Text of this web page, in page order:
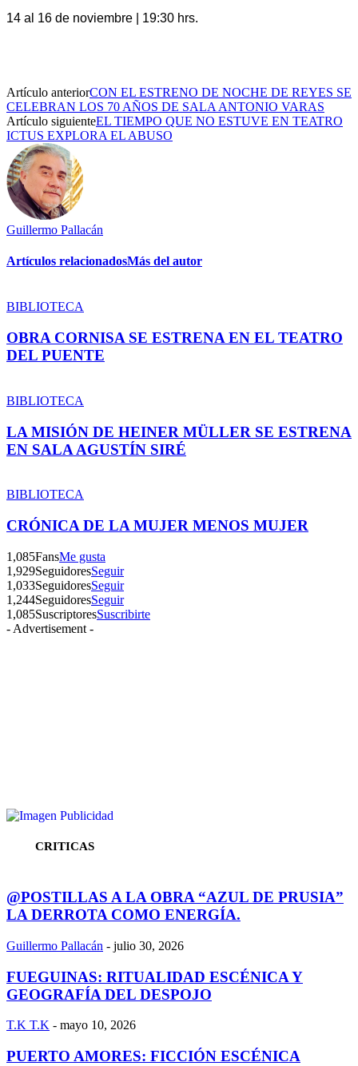
14 al 16 de noviembre | 19:30 hrs.
Artículo anteriorCON EL ESTRENO DE NOCHE DE REYES SE
CELEBRAN LOS 70 AÑOS DE SALA ANTONIO VARAS
Artículo siguienteEL TIEMPO QUE NO ESTUVE EN TEATRO
ICTUS EXPLORA EL ABUSO
Guillermo Pallacán
Artículos relacionadosMás del autor
BIBLIOTECA
OBRA CORNISA SE ESTRENA EN EL TEATRO
DEL PUENTE
BIBLIOTECA
LA MISIÓN DE HEINER MÜLLER SE ESTRENA
EN SALA AGUSTÍN SIRÉ
BIBLIOTECA
CRÓNICA DE LA MUJER MENOS MUJER
1,085FansMe gusta
1,929SeguidoresSeguir
1,033SeguidoresSeguir
1,244SeguidoresSeguir
1,085SuscriptoresSuscribirte
- Advertisement -
CRITICAS
@POSTILLAS A LA OBRA “AZUL DE PRUSIA”
LA DERROTA COMO ENERGÍA.
Guillermo Pallacán - julio 30, 2026
FUEGUINAS: RITUALIDAD ESCÉNICA Y
GEOGRAFÍA DEL DESPOJO
T.K T.K - mayo 10, 2026
PUERTO AMORES: FICCIÓN ESCÉNICA